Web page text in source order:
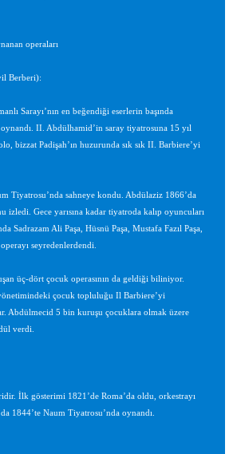
operaları
Berberi):
Sarayı’nın en beğendiği eserlerin başında
II. Abdülhamid’in saray tiyatrosuna 15 yıl
bizzat Padişah’ın huzurunda sık sık II. Barbiere’yi
Tiyatrosu’nda sahneye kondu. Abdülaziz 1866’da
izledi. Gece yarısına kadar tiyatroda kalıp oyuncuları
Sadrazam Ali Paşa, Hüsnü Paşa, Mustafa Fazıl Paşa,
seyredenlerdendi.
üç-dört çocuk operasının da geldiği biliniyor.
çocuk topluluğu Il Barbiere’yi
Abdülmecid 5 bin kuruşu çocuklara olmak üzere
verdi.
İlk gösterimi 1821’de Roma’da oldu, orkestrayı
1844’te Naum Tiyatrosu’nda oynandı.